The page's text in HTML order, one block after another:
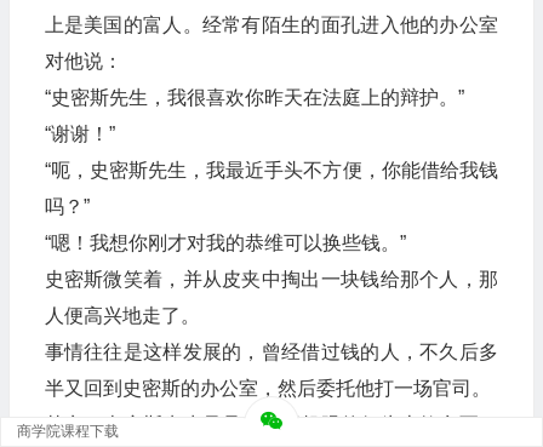
上是美国的富人。经常有陌生的面孔进入他的办公室
对他说：
“史密斯先生，我很喜欢你昨天在法庭上的辩护。”
“谢谢！”
“呃，史密斯先生，我最近手头不方便，你能借给我钱
吗？”
“嗯！我想你刚才对我的恭维可以换些钱。”
史密斯微笑着，并从皮夹中掏出一块钱给那个人，那
人便高兴地走了。
事情往往是这样发展的，曾经借过钱的人，不久后多
半又回到史密斯的办公室，然后委托他打一场官司。
其实，史密斯先生只是在毫不起眼的行为上故意耍了
商学院课程下载